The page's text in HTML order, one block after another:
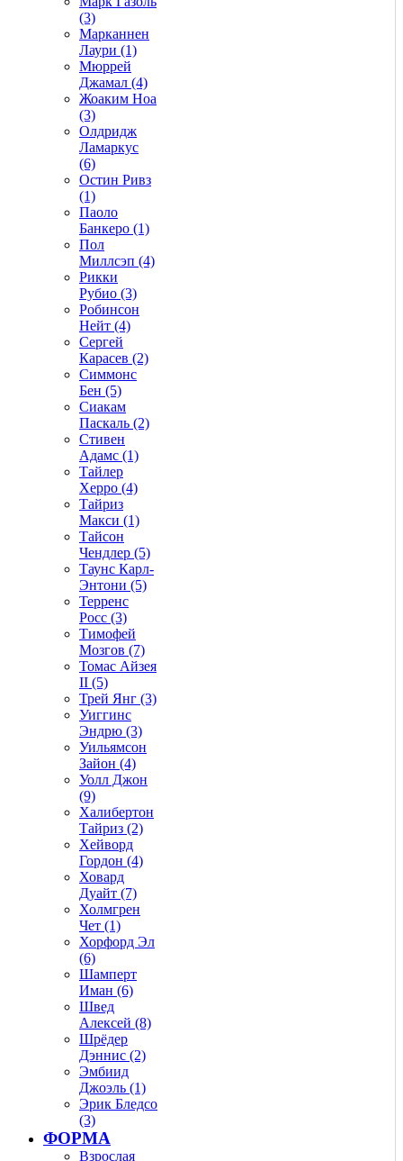
(3)
Марканнен
Лаури (1)
Мюррей
Джамал (4)
Жоаким Ноа
(3)
Олдридж
Ламаркус
(6)
Остин Ривз
(1)
Паоло
Банкеро (1)
Пол
Миллсэп (4)
Рикки
Рубио (3)
Робинсон
Нейт (4)
Сергей
Карасев (2)
Симмонс
Бен (5)
Сиакам
Паскаль (2)
Стивен
Адамс (1)
Тайлер
Херро (4)
Тайриз
Макси (1)
Тайсон
Чендлер (5)
Таунс Карл-
Энтони (5)
Терренс
Росс (3)
Тимофей
Мозгов (7)
Томас Айзея
II (5)
Трей Янг (3)
Уиггинс
Эндрю (3)
Уильямсон
Зайон (4)
Уолл Джон
(9)
Халибертон
Тайриз (2)
Хейворд
Гордон (4)
Ховард
Дуайт (7)
Холмгрен
Чет (1)
Хорфорд Эл
(6)
Шамперт
Иман (6)
Швед
Алексей (8)
Шрёдер
Дэннис (2)
Эмбиид
Джоэль (1)
Эрик Бледсо
(3)
ФОРМА
Взрослая